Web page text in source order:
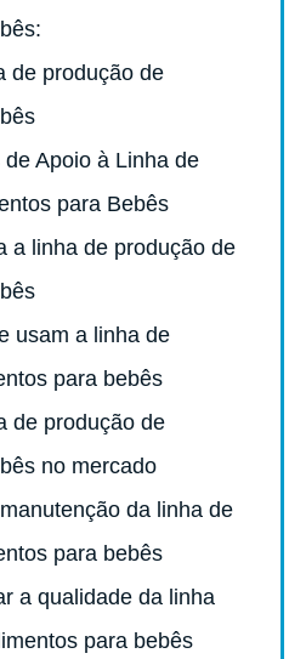
de produção de
Apoio à Linha de
para Bebês
a linha de produção de
usam a linha de
para bebês
de produção de
no mercado
da linha de
para bebês
a qualidade da linha
para bebês